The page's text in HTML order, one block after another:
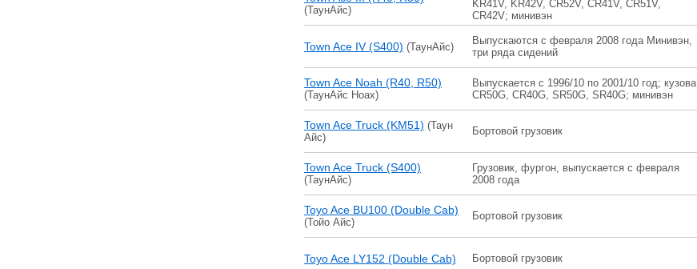
(ТаунАйс)
KR41V, KR42V, CR52V, CR41V, CR51V,
CR42V; минивэн
Town Ace IV (S400) (ТаунАйс)
Выпускаются с февраля 2008 года Минивэн,
три ряда сидений
Town Ace Noah (R40, R50)
(ТаунАйс Ноах)
Выпускается с 1996/10 по 2001/10 год; кузова
CR50G, CR40G, SR50G, SR40G; минивэн
Town Ace Truck (KM51) (Таун
Айс)
Бортовой грузовик
Town Ace Truck (S400)
(ТаунАйс)
Грузовик, фургон, выпускается с февраля
2008 года
Toyo Ace BU100 (Double Cab)
(Тойо Айс)
Бортовой грузовик
Toyo Ace LY152 (Double Cab) Бортовой грузовик